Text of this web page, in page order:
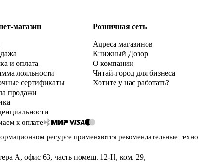
магазин
и оплата
лояльности
сертификаты
продажи
Розничная сеть
Адреса магазинов
Книжный Дозор
О компании
Читай-город для бизнеса
Хотите у нас работать?
к оплате
ресурсе применяются рекомендательные
А, офис 63, часть помещ. 12-Н, ком. 29,